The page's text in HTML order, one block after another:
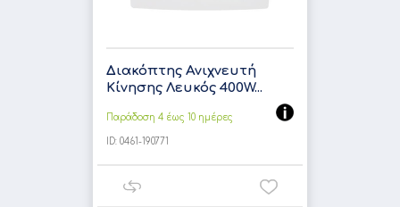
Διακόπτης Ανιχνευτή
Κίνησης Λευκός 400W...
Παράδοση 4 έως 10 ημέρες
ID: 0461-190771